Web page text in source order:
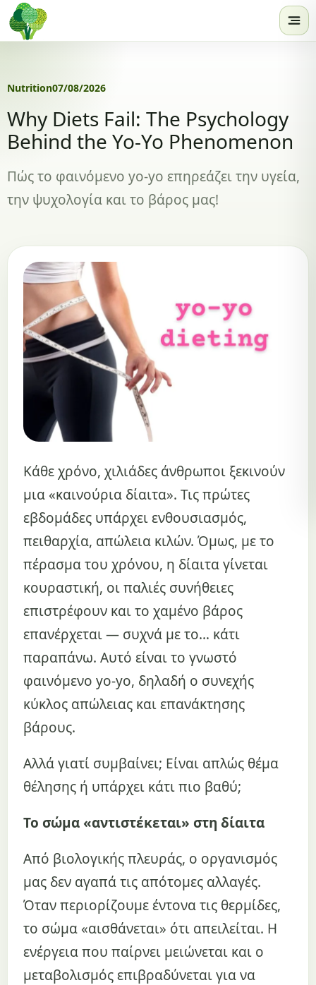
Skip to content
Nutrition07/08/2026
Why Diets Fail: The Psychology
Behind the Yo-Yo Phenomenon
Πώς το φαινόμενο yo-yo επηρεάζει την υγεία,
την ψυχολογία και το βάρος μας!
Κάθε χρόνο, χιλιάδες άνθρωποι ξεκινούν
μια «καινούρια δίαιτα». Τις πρώτες
εβδομάδες υπάρχει ενθουσιασμός,
πειθαρχία, απώλεια κιλών. Όμως, με το
πέρασμα του χρόνου, η δίαιτα γίνεται
κουραστική, οι παλιές συνήθειες
επιστρέφουν και το χαμένο βάρος
επανέρχεται — συχνά με το… κάτι
παραπάνω. Αυτό είναι το γνωστό
φαινόμενο yo-yo, δηλαδή ο συνεχής
κύκλος απώλειας και επανάκτησης
βάρους.
Αλλά γιατί συμβαίνει; Είναι απλώς θέμα
θέλησης ή υπάρχει κάτι πιο βαθύ;
Το σώμα «αντιστέκεται» στη δίαιτα
Από βιολογικής πλευράς, ο οργανισμός
μας δεν αγαπά τις απότομες αλλαγές.
Όταν περιορίζουμε έντονα τις θερμίδες,
το σώμα «αισθάνεται» ότι απειλείται. Η
ενέργεια που παίρνει μειώνεται και ο
μεταβολισμός επιβραδύνεται για να